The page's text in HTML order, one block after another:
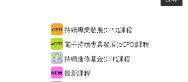
持續專業發展(CPD)課程
電子持續專業發展(eCPD)課程
持續進修基金(CEF)課程
最新課程